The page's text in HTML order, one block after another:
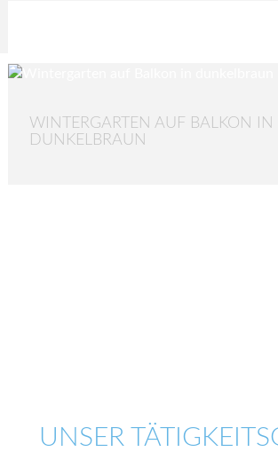
WINTERGARTEN AUF BALKON IN
DUNKELBRAUN
UNSER